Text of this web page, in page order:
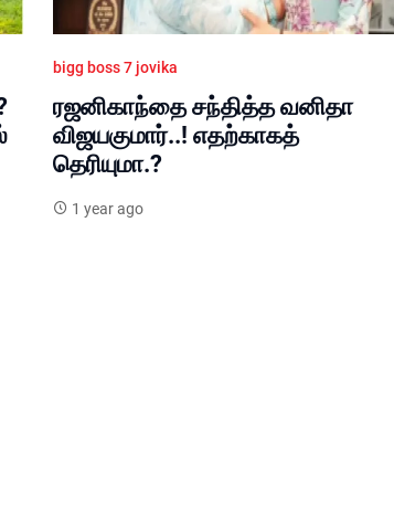
bigg boss 7 jovika
ரஜனிகாந்தை சந்தித்த வனிதா
விஜயகுமார்..! எதற்காகத்
தெரியுமா.?
1 year ago